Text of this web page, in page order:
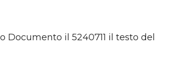
Documento il 5240711 il testo del